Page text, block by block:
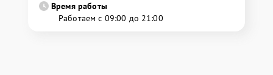
Время работы
Работаем с 09:00 до 21:00